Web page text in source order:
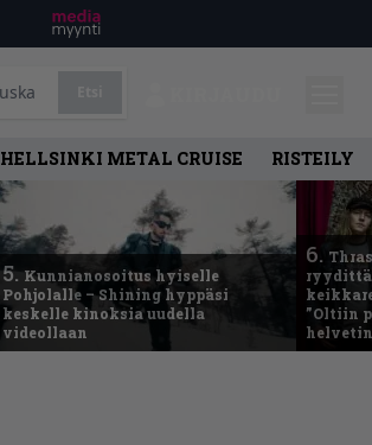
HELLSINKI METAL CRUISE RISTEILY
5. Kunnianosoitus hyiselle
Pohjolalle – Shining hyppäsi
keskelle kinoksia uudella
videollaan
6.
”Oltiin